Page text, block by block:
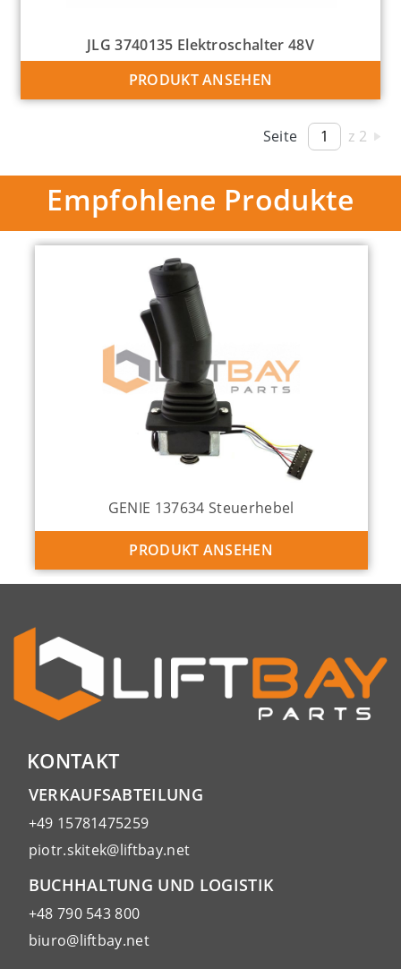
JLG 3740135 Elektroschalter 48V
PRODUKT ANSEHEN
Seite z 2
Empfohlene Produkte
GENIE 137634 Steuerhebel
PRODUKT ANSEHEN
KONTAKT
VERKAUFSABTEILUNG
+49 15781475259
piotr.skitek@liftbay.net
BUCHHALTUNG UND LOGISTIK
+48 790 543 800
biuro@liftbay.net